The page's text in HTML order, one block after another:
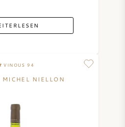
VINOUS 94
MICHEL NIELLON